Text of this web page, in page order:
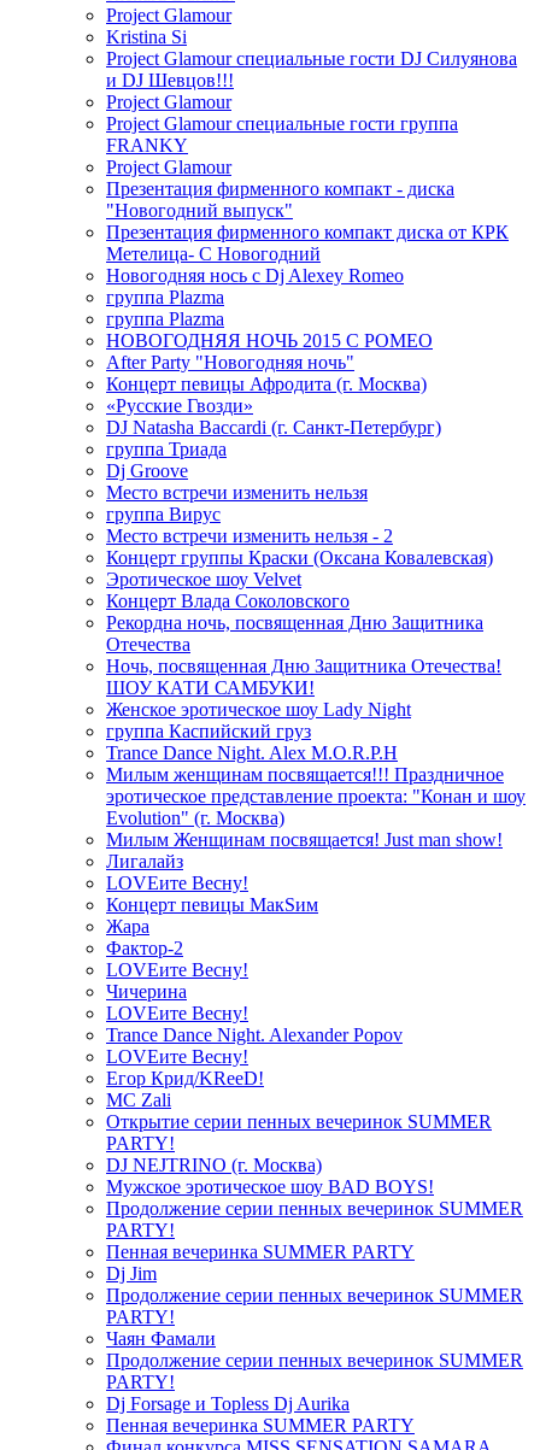
Project Glamour
Kristina Si
Project Glamour специальные гости DJ Силуянова
и DJ Шевцов!!!
Project Glamour
Project Glamour специальные гости группа
FRANKY
Project Glamour
Презентация фирменного компакт - диска
"Новогодний выпуск"
Презентация фирменного компакт диска от КРК
Метелица- С Новогодний
Новогодняя нось с Dj Alexey Romeo
группа Plazma
группа Plazma
НОВОГОДНЯЯ НОЧЬ 2015 C РОМЕО
After Party "Новогодняя ночь"
Концерт певицы Афродита (г. Москва)
«Русские Гвозди»
DJ Natasha Baccardi (г. Санкт-Петербург)
группа Триада
Dj Groove
Место встречи изменить нельзя
группа Вирус
Место встречи изменить нельзя - 2
Концерт группы Краски (Оксана Ковалевская)
Эротическое шоу Velvet
Концерт Влада Соколовского
Рекордна ночь, посвященная Дню Защитника
Отечества
Ночь, посвященная Дню Защитника Отечества!
ШОУ КАТИ САМБУКИ!
Женское эротическое шоу Lady Night
группа Каспийский груз
Trance Dance Night. Alex M.O.R.P.H
Милым женщинам посвящается!!! Праздничное
эротическое представление проекта: "Конан и шоу
Evolution" (г. Москва)
Милым Женщинам посвящается! Just man show!
Лигалайз
LOVEите Весну!
Концерт певицы МакSим
Жара
Фактор-2
LOVEите Весну!
Чичерина
LOVEите Весну!
Trance Dance Night. Alexander Popov
LOVEите Весну!
Егор Крид/KReeD!
MC Zali
Открытие серии пенных вечеринок SUMMER
PARTY!
DJ NEJTRINO (г. Москва)
Мужское эротическое шоу BAD BOYS!
Продолжение серии пенных вечеринок SUMMER
PARTY!
Пенная вечеринка SUMMER PARTY
Dj Jim
Продолжение серии пенных вечеринок SUMMER
PARTY!
Чаян Фамали
Продолжение серии пенных вечеринок SUMMER
PARTY!
Dj Forsage и Topless Dj Aurika
Пенная вечеринка SUMMER PARTY